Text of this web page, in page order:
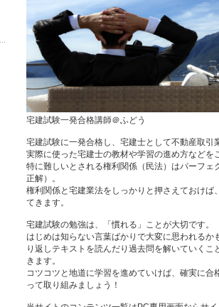
宅建試験一発合格講師＠ふどう
宅建試験に一発合格し、宅建士として不動産取引
実際に使った宅建士の教材や学習の進め方などを
特に難しいとされる権利関係（民法）はパーフェ
正解）。
権利関係と宅建業法をしっかりと押さえておけば
てきます。
宅建試験の勉強は、「慣れる」ことが大切です。
はじめは知らない言葉ばかりで大変に思われるか
り返しテキストを読んだり過去問を解いていくこ
きます。
コツコツと地道に学習を進めていけば、確実に合
って取り組みましょう！